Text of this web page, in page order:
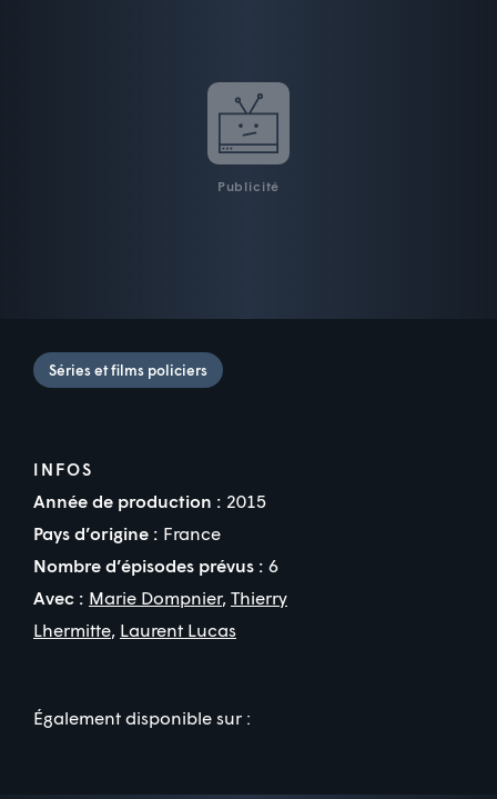
Publicité
Séries et films policiers
INFOS
Année de production : 2015
Pays d’origine : France
Nombre d’épisodes prévus : 6
Avec : Marie Dompnier, Thierry
Lhermitte, Laurent Lucas
Également disponible sur :